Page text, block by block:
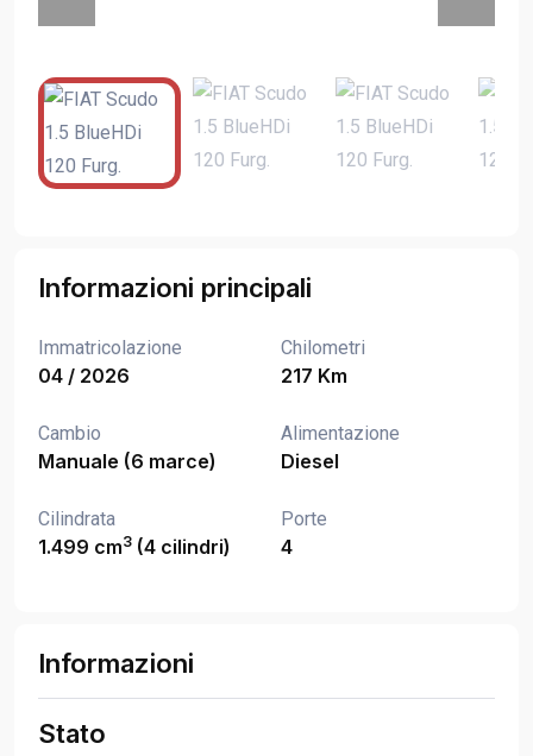
Informazioni principali
Immatricolazione
04 / 2026
Chilometri
217 Km
Cambio
Manuale (6 marce)
Alimentazione
Diesel
Cilindrata
1.499 cm3 (4 cilindri)
Porte
4
Informazioni
Stato